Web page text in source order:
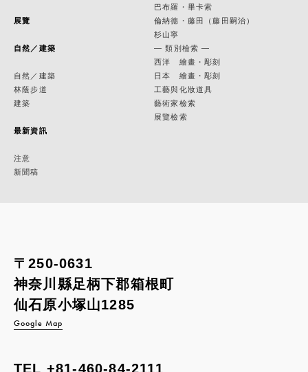
展覽
自然／建築
自然／建築
林蔭步道
建築
最新資訊
注意
新聞稿
巴布羅・畢卡索
倫納德・藤田（藤田嗣治）
杉山寧
— 類別檢索 —
西洋 繪畫・彫刻
日本 繪畫・彫刻
工藝與化妝道具
藝術家檢索
展覽檢索
〒250-0631
神奈川縣足柄下郡箱根町
仙石原小塚山1285
Google Map
TEL +81-460-84-2111